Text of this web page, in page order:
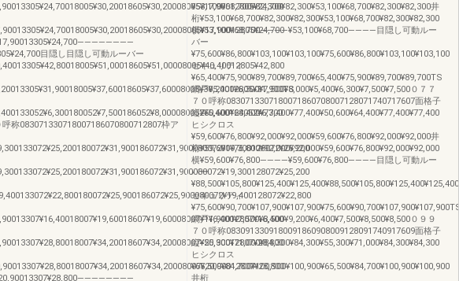
目隠し目隠し可動ルーバー
称083071330718007186070800712807枠ア
¥53,100¥68,700¥82,300¥82,300¥53,100¥68,700¥82,300¥82,300井
桁¥53,100¥68,700¥82,300¥82,300¥53,100¥68,700¥82,300¥82,300
横¥53,100¥68,700————¥53,100¥68,700————目隠し可動ルー
バー
¥75,600¥86,800¥103,100¥103,100¥75,600¥86,800¥103,100¥103,100
セキュリティ
¥65,400¥75,900¥89,700¥89,700¥65,400¥75,900¥89,700¥89,700TS
網戸¥5,400¥6,300¥7,500¥8,000¥5,400¥6,300¥7,500¥7,500０７７
７０呼称0830713307180071860708007128071740717607面格子
縦¥50,600¥64,400¥77,400¥77,400¥50,600¥64,400¥77,400¥77,400
ヒシクロス
¥59,600¥76,800¥92,000¥92,000¥59,600¥76,800¥92,000¥92,000井
桁¥59,600¥76,800¥92,000¥92,000¥59,600¥76,800¥92,000¥92,000
横¥59,600¥76,800————¥59,600¥76,800————目隠し可動ルー
バー
¥88,500¥105,800¥125,400¥125,400¥88,500¥105,800¥125,400¥125,400
セキュリティ
¥75,600¥90,700¥107,900¥107,900¥75,600¥90,700¥107,900¥107,900TS
網戸¥6,400¥7,500¥8,500¥9,200¥6,400¥7,500¥8,500¥8,500０９９
７０呼称0830913309180091860908009128091740917609面格子
縦¥55,300¥71,000¥84,300¥84,300¥55,300¥71,000¥84,300¥84,300
ヒシクロス
¥65,500¥84,700¥100,900¥100,900¥65,500¥84,700¥100,900¥100,900
井桁